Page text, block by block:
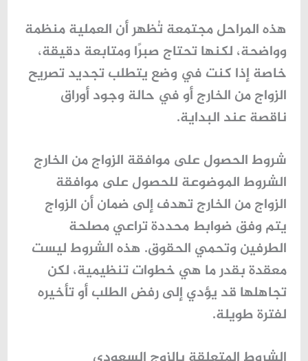
هذه المراحل مجتمعة تُظهر أن العملية منظمة
وواضحة، لكنها تحتاج صبرًا ومتابعة دقيقة،
خاصة إذا كنت في وضع يتطلبتجديد تصريح
الزواج من الخارجأو في حالة وجود أوراق
ناقصة عند البداية.
شروط الحصول على موافقة الزواج من الخارج
الشروط الموضوعة للحصول على موافقة
الزواج من الخارج تهدف إلى ضمان أن الزواج
يتم وفق ضوابط محددة تراعي مصلحة
الطرفين وتحمي الحقوق. هذه الشروط ليست
معقدة بقدر ما هي خطوات تنظيمية، لكن
تجاهلها قد يؤدي إلى رفض الطلب أو تأخيره
لفترة طويلة.